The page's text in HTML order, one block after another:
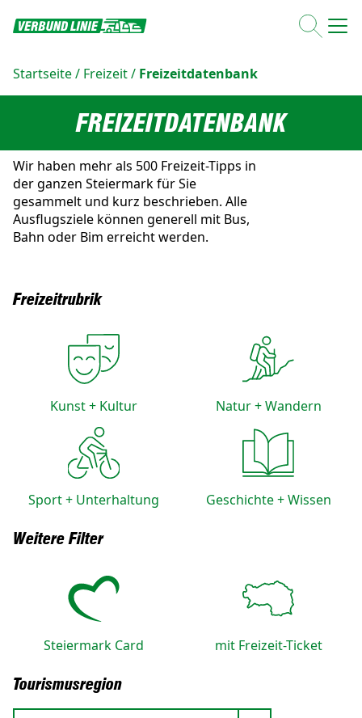
Startseite/ Freizeit/ Freizeitdatenbank
FREIZEITDATENBANK
Wir haben mehr als 500 Freizeit-Tipps in
der ganzen Steiermark für Sie
gesammelt und kurz beschrieben. Alle
Ausflugsziele können generell mit Bus,
Bahn oder Bim erreicht werden.
Freizeitrubrik
Kunst + Kultur Natur + Wandern
Sport + Unterhaltung Geschichte + Wissen
Weitere Filter
Steiermark Card mit Freizeit-Ticket
Tourismusregion